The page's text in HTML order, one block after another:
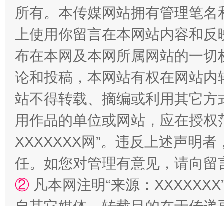
国家大学科技园优化重塑工作
所有。本传媒网站拥有管理笔
上使用你留言在本网站内容和
布在本网及本网所属网站的一
论和投稿，本网站有权在网站
站不得转载、摘编或利用其它
用作品的单位或网站，应在授
XXXXXXX网”。违反上述声明
任。如您对管理有意见，请向
② 凡本网注明“来源：